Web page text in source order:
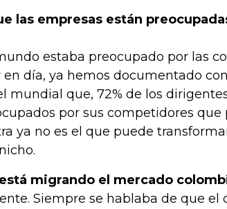
las empresas están
estaba preocupado por las
en día, ya hemos documentado
mundial que, 72% de los
por sus competidores que
ya no es el que puede
migrando el mercado
Siempre se hablaba de que el